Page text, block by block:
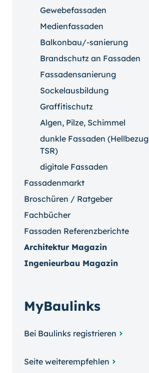
Gewebefassaden
Medienfassaden
Balkonbau/-sanierung
Brandschutz an Fassaden
Fassadensanierung
Sockelausbildung
Graffitischutz
Algen, Pilze, Schimmel
dunkle Fassaden
TSR)
digitale Fassaden
Fassadenmarkt
Broschüren / Ratgeber
Fachbücher
Fassaden Referenzberichte
Architektur Magazin
Ingenieurbau Magazin
MyBaulinks
Bei Baulinks registrieren
Seite weiterempfehlen